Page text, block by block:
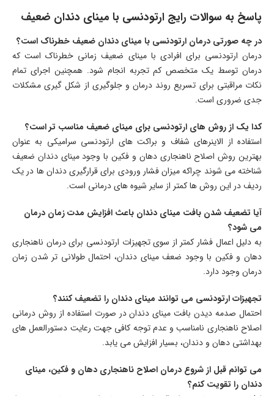
پاسخ به سوالات رایج ارتودنسی با مینای دندان ضعیف
در چه صورتی درمان ارتودنسی با مینای دندان ضعیف خطرناک است؟
درمان ارتودنسی برای افرادی با مینای ضعیف زمانی خطرناک است که
درمان توسط یک متخصص کم تجربه انجام شود. همچنین اجرای تمام
نکات مراقبتی برای تسریع روند درمان و جلوگیری از شکل گیری مشکلات
جدی ضروری است.
کدا یک از روش های ارتودنسی برای مینای ضعیف مناسب تر است؟
استفاده از الاینرهای شفاف و براکت های ارتودنسی سرامیکی به عنوان
بهترین روش اصلاح ناهنجاری دهان و فکین با وجود مینای دندان ضعیف
شناخته می شوند چراکه میزان فشار ورودی برای قرارگیری دندان ها در یک
ردیف در این روش ها کمتر از سایر شیوه های درمانی است.
آیا تضعیف شدن بافت مینای دندان باعث افزایش مدت زمان درمان
می شود؟
به دلیل اعمال فشار کمتر از سوی تجهیزات ارتودنسی برای درمان ناهنجاری
دهان و فکین با وجود ضعف مینای دندان، احتمال طولانی تر شدن زمان
درمان وجود دارد.
تجهیزات ارتودنسی می توانند مینای دندان را تضعیف کنند؟
احتمال صدمه دیدن بافت مینای دندان در صورت استفاده از روش درمانی
اصلاح ناهنجاری نامناسب و عدم توجه کافی جهت رعایت دستورالعمل های
بهداشتی دهان و دندان، بسیار افزایش می یابد.
می توانم قبل از شروع درمان اصلاح ناهنجاری دهان و فکین، مینای
دندان را تقویت کنم؟